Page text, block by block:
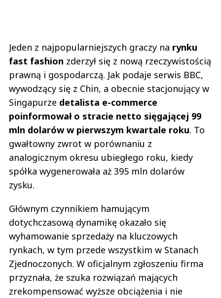
Jeden z najpopularniejszych graczy na rynku
fast fashion zderzył się z nową rzeczywistością
prawną i gospodarczą. Jak podaje serwis BBC,
wywodzący się z Chin, a obecnie stacjonujący w
Singapurze detalista e-commerce
poinformował o stracie netto sięgającej 99
mln dolarów w pierwszym kwartale roku. To
gwałtowny zwrot w porównaniu z
analogicznym okresu ubiegłego roku, kiedy
spółka wygenerowała aż 395 mln dolarów
zysku.
Głównym czynnikiem hamującym
dotychczasową dynamikę okazało się
wyhamowanie sprzedaży na kluczowych
rynkach, w tym przede wszystkim w Stanach
Zjednoczonych. W oficjalnym zgłoszeniu firma
przyznała, że szuka rozwiązań mających
zrekompensować wyższe obciążenia i nie